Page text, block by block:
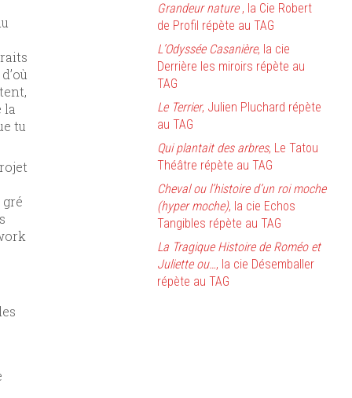
la
tu
Grandeur nature , la Cie Robert
de Profil répète au TAG
L’Odyssée Casanière, la cie
Derrière les miroirs répète au
TAG
Le Terrier, Julien Pluchard répète
au TAG
Qui plantait des arbres, Le Tatou
Théâtre répète au TAG
Cheval ou l’histoire d’un roi moche
(hyper moche), la cie Echos
Tangibles répète au TAG
La Tragique Histoire de Roméo et
Juliette ou…, la cie Désemballer
répète au TAG